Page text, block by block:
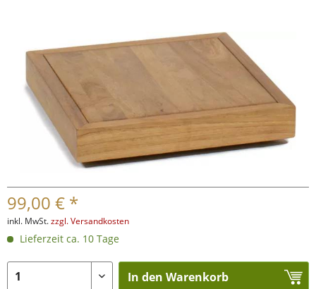
99,00 € *
inkl. MwSt.zzgl. Versandkosten
Lieferzeit ca. 10 Tage
In den Warenkorb